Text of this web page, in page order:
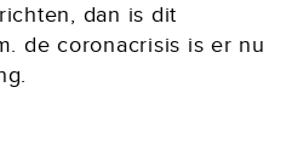
dan is dit
de coronacrisis is er nu